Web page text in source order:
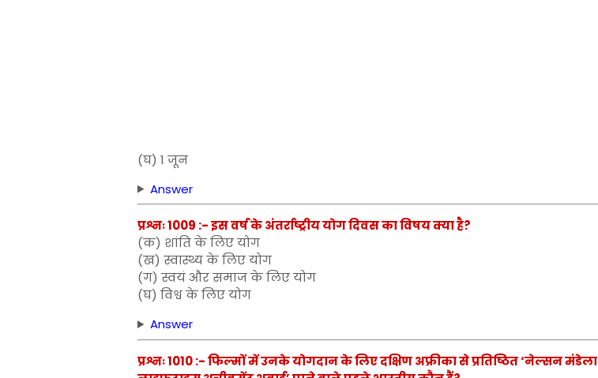
(घ) 1 जून
Answer
प्रश्नः 1009 :- इस वर्ष के अंतर्राष्ट्रीय योग दिवस का विषय क्या है?
(क) शांति के लिए योग
(ख) स्वास्थ्य के लिए योग
(ग) स्वयं और समाज के लिए योग
(घ) विश्व के लिए योग
Answer
प्रश्नः 1010 :- फिल्मों में उनके योगदान के लिए दक्षिण अफ्रीका से प्रतिष्ठित ‘नेल्सन मंडेला